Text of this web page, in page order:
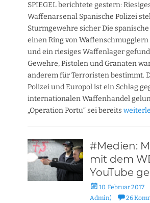
SPIEGEL berichtete gestern:
Waffenarsenal Spanische Polizei
Sturmgewehre sicher Die
einen Ring von Waffenschmugglern
und ein riesiges Waffenlager
Gewehre, Pistolen und Granaten
anderem für Terroristen bestimmt.
Polizei und Europol ist ein Schlag
internationalen Waffenhandel
„Operation Portu“ sei bereits
#Medien:
mit dem
YouTube
Veröffentlicht
am
10. Februar 2017
Admin)
26